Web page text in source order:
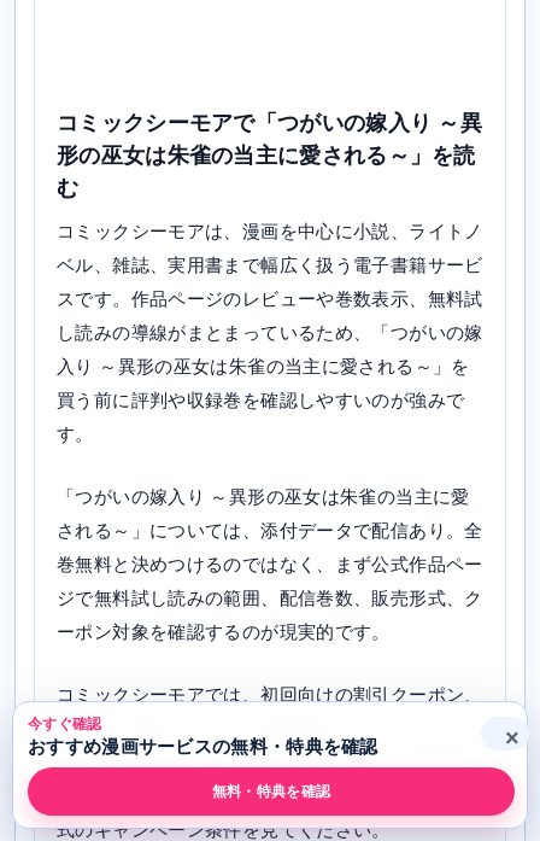
コミックシーモアで「つがいの嫁入り ～異
形の巫女は朱雀の当主に愛される～」を読
む
コミックシーモアは、漫画を中心に小説、ライトノ
ベル、雑誌、実用書まで幅広く扱う電子書籍サービ
スです。作品ページのレビューや巻数表示、無料試
し読みの導線がまとまっているため、「つがいの嫁
入り ～異形の巫女は朱雀の当主に愛される～」を
買う前に評判や収録巻を確認しやすいのが強みで
す。
「つがいの嫁入り ～異形の巫女は朱雀の当主に愛
される～」については、添付データで配信あり。全
巻無料と決めつけるのではなく、まず公式作品ペー
ジで無料試し読みの範囲、配信巻数、販売形式、ク
ーポン対象を確認するのが現実的です。
コミックシーモアでは、初回向けの割引クーポン、
ポイント施策、レビュー投稿系のキャンペーンなど
が行われることがあります。ただし内容は時期で変
わるため、古い割引率を前提にせず、購入直前に公
式のキャンペーン条件を見てください。
今すぐ確認
おすすめ漫画サービスの無料・特典を確認
無料・特典を確認
×